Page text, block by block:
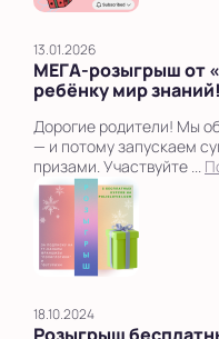
13.01.2026
МЕГА‑розыгрыш от
ребёнку мир знаний!
Дорогие родители! Мы
— и потому запускаем
призами. Участвуйте ...
18.10.2024